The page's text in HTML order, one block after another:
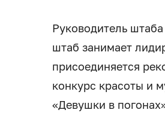
Руководитель
штаб занимает
присоединяется
конкурс красоты и
«Девушки в